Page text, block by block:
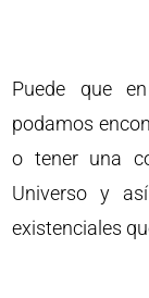
Puede que
podamos
o tener una
Universo y
existenciales